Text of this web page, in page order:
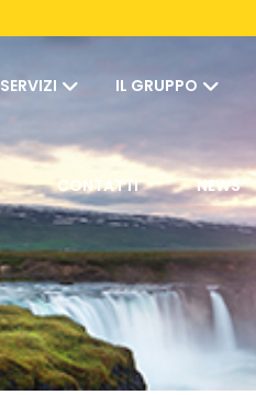
SERVIZI IL GRUPPO
CONTATTI NEWS